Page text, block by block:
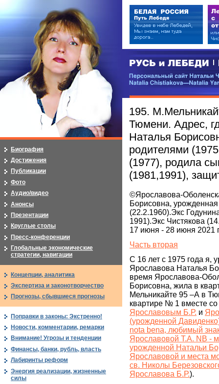
РУСЬ и ЛЕБЕДИ | RUSI —
Персональный сайт Натальи
195.
Тюмени. Адрес,
Наталья
родителями
(1977), родила
(1981,1991),
©Ярославова-
Борисовна,
(22.2.1960).Экс
1991).Экс Чистякова
17 июня - 28 июня 2021
Часть вторая
С 16 лет с 1975 года я,
Ярославова Наталья
время Ярославова-
Борисовна, жила в
Мельникайте 95 –А в
квартире № 1 вместе
Ярославовым Б.Р. и
(урожденной
nota benа, любимый
Ярославовой Т.А. NB -
урожденной Натальи
Ярославовой и места
св. Николы
Ярославова Б.Р.).
Биография
Достижения
Публикации
Фото
Аудио/видео
Анонсы
Презентации
Круглые столы
Пресс-конференции
Глобальные экономические
стратегии, навигации
Концепции, аналитика
Экспертиза и законотворчество
Прогнозы, сбывшиеся прогнозы
Поправки в законы: Экстренно!
Новости, комментарии, ремарки
Внимание! Угрозы и тенденции
Финансы, банки, рубль, власть
Лабиринты реформ
Энергия реализации, жизненные
силы